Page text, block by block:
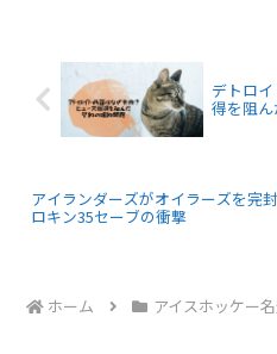
デトロ
得を阻
アイランダーズがオイラーズを完
ロキン35セーブの衝撃
ホーム アイスホッケー